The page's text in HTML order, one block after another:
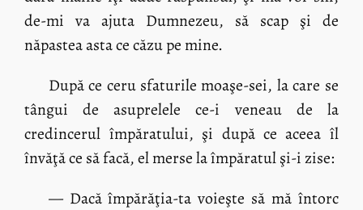
de-mi va ajuta Dumnezeu, să scap şi de
năpastea asta ce căzu pe mine.
După ce ceru sfaturile moaşe-sei, la care se
tângui de asuprelele ce-i veneau de la
credincerul împăratului, şi după ce aceea îl
învăţă ce să facă, el merse la împăratul şi-i zise:
— Dacă împărăţia-ta voieşte să mă întorc